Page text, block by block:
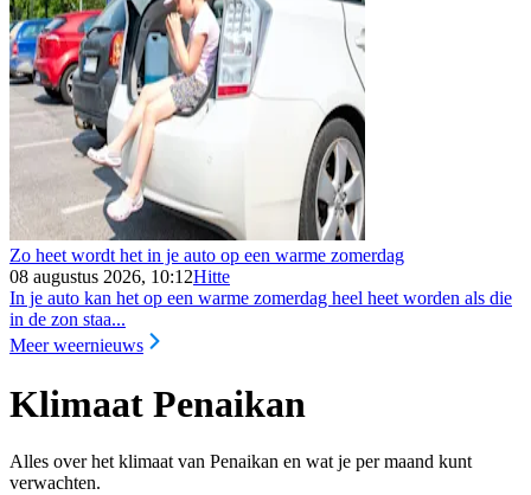
Zo heet wordt het in je auto op een warme zomerdag
08 augustus 2026, 10:12Hitte
In je auto kan het op een warme zomerdag heel heet worden als die
in de zon staa...
Meer weernieuws
Klimaat Penaikan
Alles over het klimaat van Penaikan en wat je per maand kunt
verwachten.